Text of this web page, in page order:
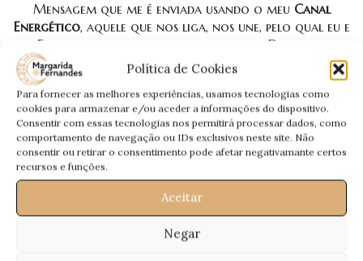
Política de Cookies
Para fornecer as melhores experiências, usamos tecnologias como
cookies para armazenar e/ou aceder a informações do dispositivo.
Consentir com essas tecnologias nos permitirá processar dados, como
comportamento de navegação ou IDs exclusivos neste site. Não
consentir ou retirar o consentimento pode afetar negativamante certos
recursos e funções.
Aceitar
Negar
Mensagem que me é enviada usando o meu Canal
Energético, aquele que nos liga, nos une, pelo qual eu e
Eles falamos, para que esta mensagem Deles, seja
interpretada por mim através da mediunidade.
UmaMensagem Especial, que quero deixar aqui e
agora… Entendam que é uma Mensagem não minha,
mas Deles 😀
Todas as semanas para vós:
Espirituais, porMargarida Fernandes🙂
Passem a Palavra!